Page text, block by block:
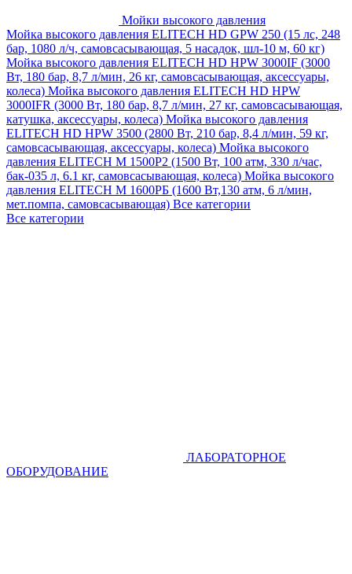
Мойки высокого давления
Мойка высокого давления ELITECH HD GPW 250 (15 лс, 248
бар, 1080 л/ч, самовсасывающая, 5 насадок, шл-10 м, 60 кг)
Мойка высокого давления ELITECH HD HPW 3000IF (3000
Вт, 180 бар, 8,7 л/мин, 26 кг, самовсасывающая, аксессуары,
колеса) Мойка высокого давления ELITECH HD HPW
3000IFR (3000 Вт, 180 бар, 8,7 л/мин, 27 кг, самовсасывающая,
катушка, аксессуары, колеса) Мойка высокого давления
ELITECH HD HPW 3500 (2800 Вт, 210 бар, 8,4 л/мин, 59 кг,
самовсасывающая, аксессуары, колеса) Мойка высокого
давления ELITECH M 1500P2 (1500 Вт, 100 атм, 330 л/час,
бак-035 л, 6.1 кг, самовсасывающая, колеса) Мойка высокого
давления ELITECH М 1600РБ (1600 Вт,130 атм, 6 л/мин,
мет.помпа, самовсасывающая) Все категории
Все категории
ЛАБОРАТОРНОЕ
ОБОРУДОВАНИЕ